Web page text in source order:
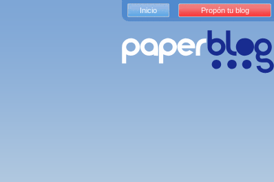
Inicio Propón tu blog